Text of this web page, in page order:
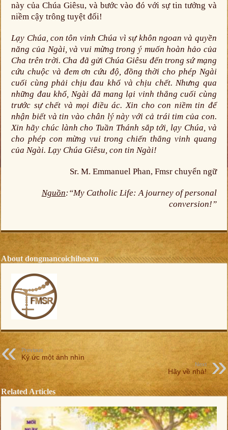
này của Chúa Giêsu, và bước vào đó với sự tin tưởng và
niềm cậy trông tuyệt đối!
Lạy Chúa, con tôn vinh Chúa vì sự khôn ngoan và quyền
năng của Ngài, và vui mừng trong ý muốn hoàn hảo của
Cha trên trời. Cha đã gửi Chúa Giêsu đến trong sứ mạng
cứu chuộc và đem ơn cứu độ, đồng thời cho phép Ngài
cuối cùng phải chịu đau khổ và chịu chết. Nhưng qua
những đau khổ, Ngài đã mang lại vinh thắng cuối cùng
trước sự chết và mọi điều ác. Xin cho con niềm tin để
nhận biết và tin vào chân lý này với cả trái tim của con.
Xin hãy chúc lành cho Tuần Thánh sắp tới, lạy Chúa, và
cho phép con mừng vui trong chiến thắng vinh quang
của Ngài. Lạy Chúa Giêsu, con tin Ngài!
Sr. M. Emmanuel Phan, Fmsr chuyển ngữ
Nguồn:“My Catholic Life: A journey of personal
conversion!”
About dongmancoichihoavn
Previous
Ký ức một ánh nhìn
Next
Hãy về nhà!
Related Articles